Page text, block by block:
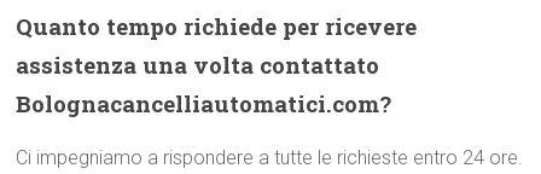
Quanto tempo richiede per ricevere
assistenza una volta contattato
Bolognacancelliautomatici.com?
Ci impegniamo a rispondere a tutte le richieste entro 24 ore.